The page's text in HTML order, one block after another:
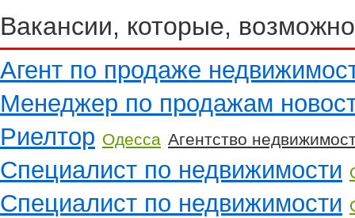
Вакансии, которые,
Агент по продаже
Менеджер по продажам
Риелтор Одесса Агентство
Специалист по недвижимости
Специалист по недвижимости